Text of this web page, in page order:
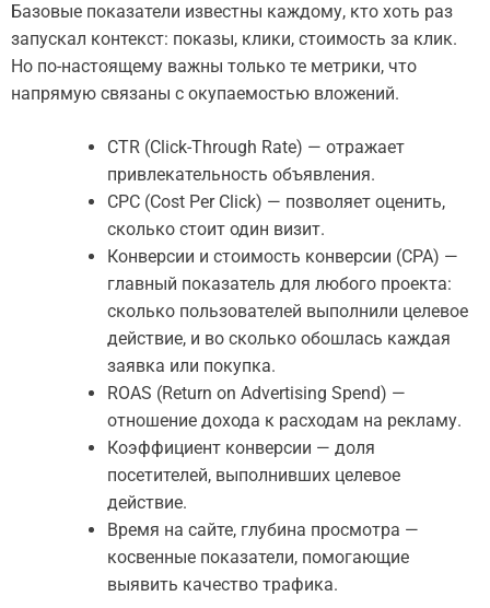
Базовые показатели известны каждому, кто хоть раз
запускал контекст: показы, клики, стоимость за клик.
Но по-настоящему важны только те метрики, что
напрямую связаны с окупаемостью вложений.
CTR (Click-Through Rate) — отражает
привлекательность объявления.
CPC (Cost Per Click) — позволяет оценить,
сколько стоит один визит.
Конверсии и стоимость конверсии (CPA) —
главный показатель для любого проекта:
сколько пользователей выполнили целевое
действие, и во сколько обошлась каждая
заявка или покупка.
ROAS (Return on Advertising Spend) —
отношение дохода к расходам на рекламу.
Коэффициент конверсии — доля
посетителей, выполнивших целевое
действие.
Время на сайте, глубина просмотра —
косвенные показатели, помогающие
выявить качество трафика.